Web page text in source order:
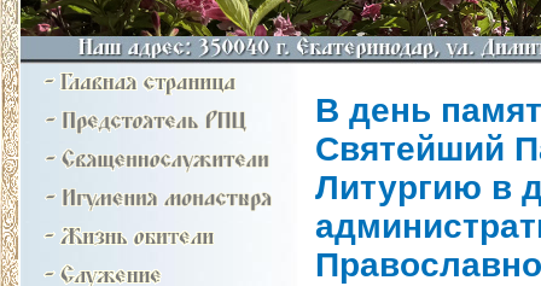
В день
Святейший
Литургию в